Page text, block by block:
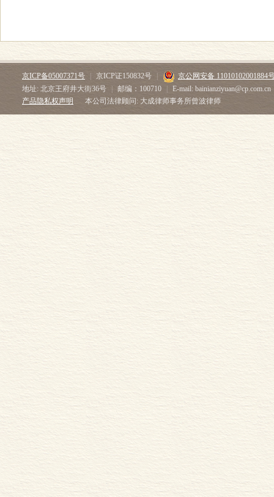
京ICP备05007371号 京ICP证150832号
京公网安备 11010102001884
地址: 北京王府井大街36号
邮编：100710
E-mail: bainianziyuan@cp.com.cn
产品隐私权声明
本公司法律顾问: 大成律师事务所曾波律师